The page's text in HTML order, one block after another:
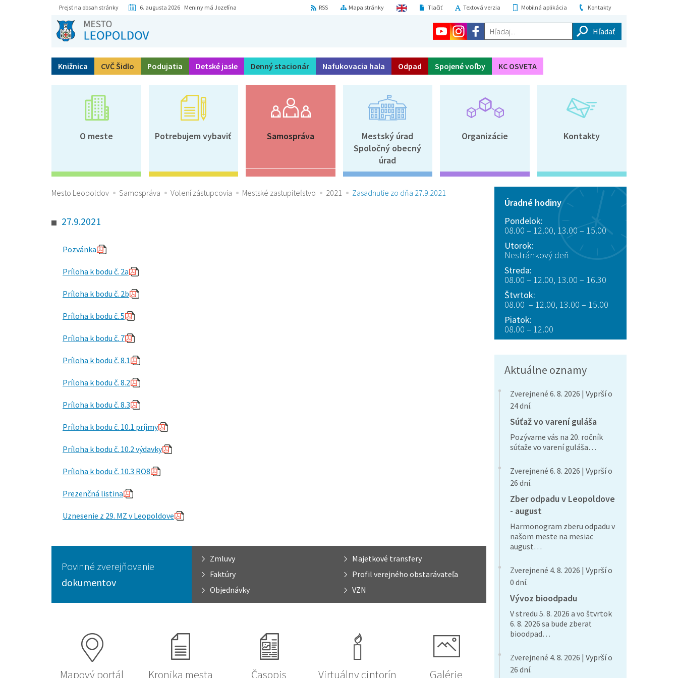
Prejsť na obsah stránky 6. augusta 2026 Meniny má Jozefína Kontakty
Mobilná aplikácia
Textová verzia
Tlačiť
Mapa stránky
RSS
Hľadaj...
Knižnica CVČ Šidlo Podujatia Detské jasle Denný stacionár Nafukovacia hala Odpad Spojené voľby KC OSVETA
O meste Potrebujem vybaviť Samospráva
Mestský úrad
Spoločný obecný
úrad
Organizácie Kontakty
Mesto Leopoldov Samospráva Volení zástupcovia Mestské zastupiteľstvo 2021 Zasadnutie zo dňa 27.9.2021
27.9.2021
Pozvánka
Príloha k bodu č. 2a
Príloha k bodu č. 2b
Príloha k bodu č. 5
Príloha k bodu č. 7
Príloha k bodu č. 8.1
Príloha k bodu č. 8.2
Príloha k bodu č. 8.3
Príloha k bodu č. 10.1 príjmy
Príloha k bodu č. 10.2 výdavky
Príloha k bodu č. 10.3 RO8
Prezenčná listina
Uznesenie z 29. MZ v Leopoldove
Povinné zverejňovanie
dokumentov
Zmluvy
Majetkové transfery
Faktúry
Profil verejného obstarávateľa
Objednávky
VZN
Mapový portál
Kronika mesta
Časopis
Virtuálny cintorín Galérie
Úradné hodiny
Pondelok:
08.00 – 12.00, 13.00 – 15.00
Utorok:
Nestránkový deň
Streda:
08.00 – 12.00, 13.00 – 16.30
Štvrtok:
08.00 – 12.00, 13.00 – 15.00
Piatok:
08.00 – 12.00
Aktuálne oznamy
Zverejnené 6. 8. 2026 | Vyprší o
24 dní.
Súťaž vo varení guláša
Pozývame vás na 20. ročník
súťaže vo varení guláša…
Zverejnené 6. 8. 2026 | Vyprší o
26 dní.
Zber odpadu v Leopoldove
- august
Harmonogram zberu odpadu v
našom meste na mesiac
august…
Zverejnené 4. 8. 2026 | Vyprší o
0 dní.
Vývoz bioodpadu
V stredu 5. 8. 2026 a vo štvrtok
6. 8. 2026 sa bude zberať
bioodpad…
Zverejnené 4. 8. 2026 | Vyprší o
26 dní.